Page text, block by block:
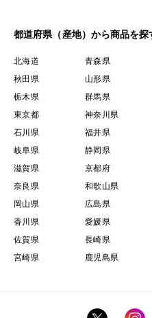
都道府県（産地）から商品を探
北海道 青森県
秋田県
山形県
栃木県
群馬県
東京都
神奈川県
石川県
福井県
岐阜県
静岡県
滋賀県
京都府
奈良県
和歌山県
岡山県
広島県
香川県
愛媛県
佐賀県
長崎県
宮崎県
鹿児島県